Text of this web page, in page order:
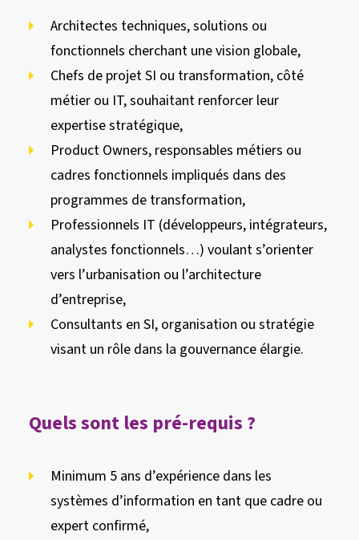
Architectes techniques, solutions ou
fonctionnels cherchant une vision globale,
Chefs de projet SI ou transformation, côté
métier ou IT, souhaitant renforcer leur
expertise stratégique,
Product Owners, responsables métiers ou
cadres fonctionnels impliqués dans des
programmes de transformation,
Professionnels IT (développeurs, intégrateurs,
analystes fonctionnels…) voulant s’orienter
vers l’urbanisation ou l’architecture
d’entreprise,
Consultants en SI, organisation ou stratégie
visant un rôle dans la gouvernance élargie.
Quels sont les pré-requis ?
Minimum 5 ans d’expérience dans les
systèmes d’information en tant que cadre ou
expert confirmé,